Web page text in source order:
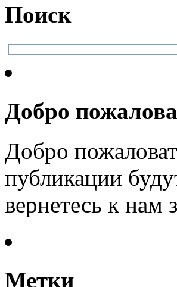
Поиск
Добро
Добро
публикации
вернетесь к
Метки